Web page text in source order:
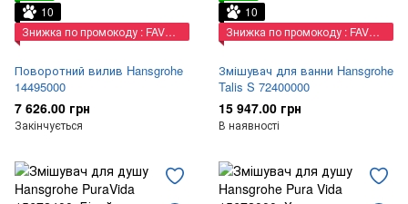
10
Знижка по промокоду : FAVORIT
Поворотний вилив Hansgrohe
14495000
7 626.00 грн
Закінчується
10
Знижка по промокоду : FAVORIT
Змішувач для ванни Hansgrohe
Talis S 72400000
15 947.00 грн
В наявності